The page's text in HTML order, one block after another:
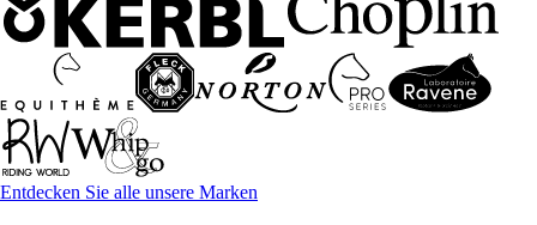
Entdecken Sie alle unsere Marken